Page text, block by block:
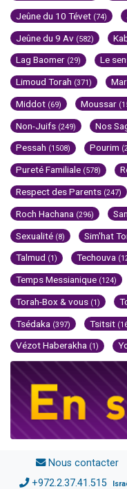
Jeûne du 10 Tévet (74)
Jeûne du 9 Av (582)
Lag Baomer (29) Le
Limoud Torah (371)
Middot (69) Moussar
Non-Juifs (249) Nos
Pessah (1508) Pourim
Pureté Familiale (578)
Respect des Parents (247)
Roch Hachana (296)
Sexualité (8) Sim'hat
Talmud (1) Techouva
Temps Messianique (124)
Torah-Box & vous (1)
Tsédaka (397) Tsitsit
Vézot Haberakha (1)
Nous contacter
+972.2.37.41.515